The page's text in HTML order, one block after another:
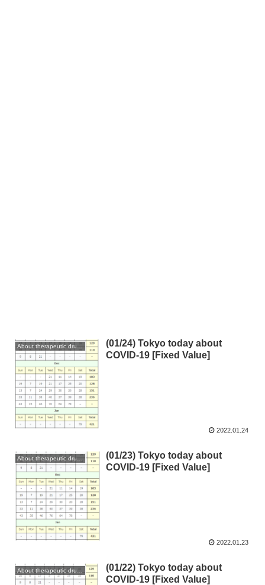
(01/24) Tokyo today about
COVID-19 [Fixed Value]
2022.01.24
(01/23) Tokyo today about
COVID-19 [Fixed Value]
2022.01.23
(01/22) Tokyo today about
COVID-19 [Fixed Value]